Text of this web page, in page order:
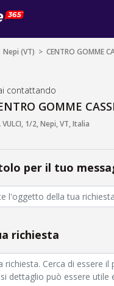
Nepi (VT) > CENTRO GOMME
contattando
GOMME
VULCI, 1/2, Nepi, VT, Italia
per il tuo
richiesta